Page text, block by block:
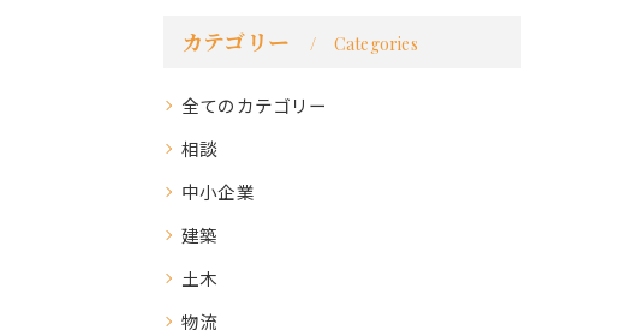
カテゴリー Categories
全てのカテゴリー
相談
中小企業
建築
土木
物流